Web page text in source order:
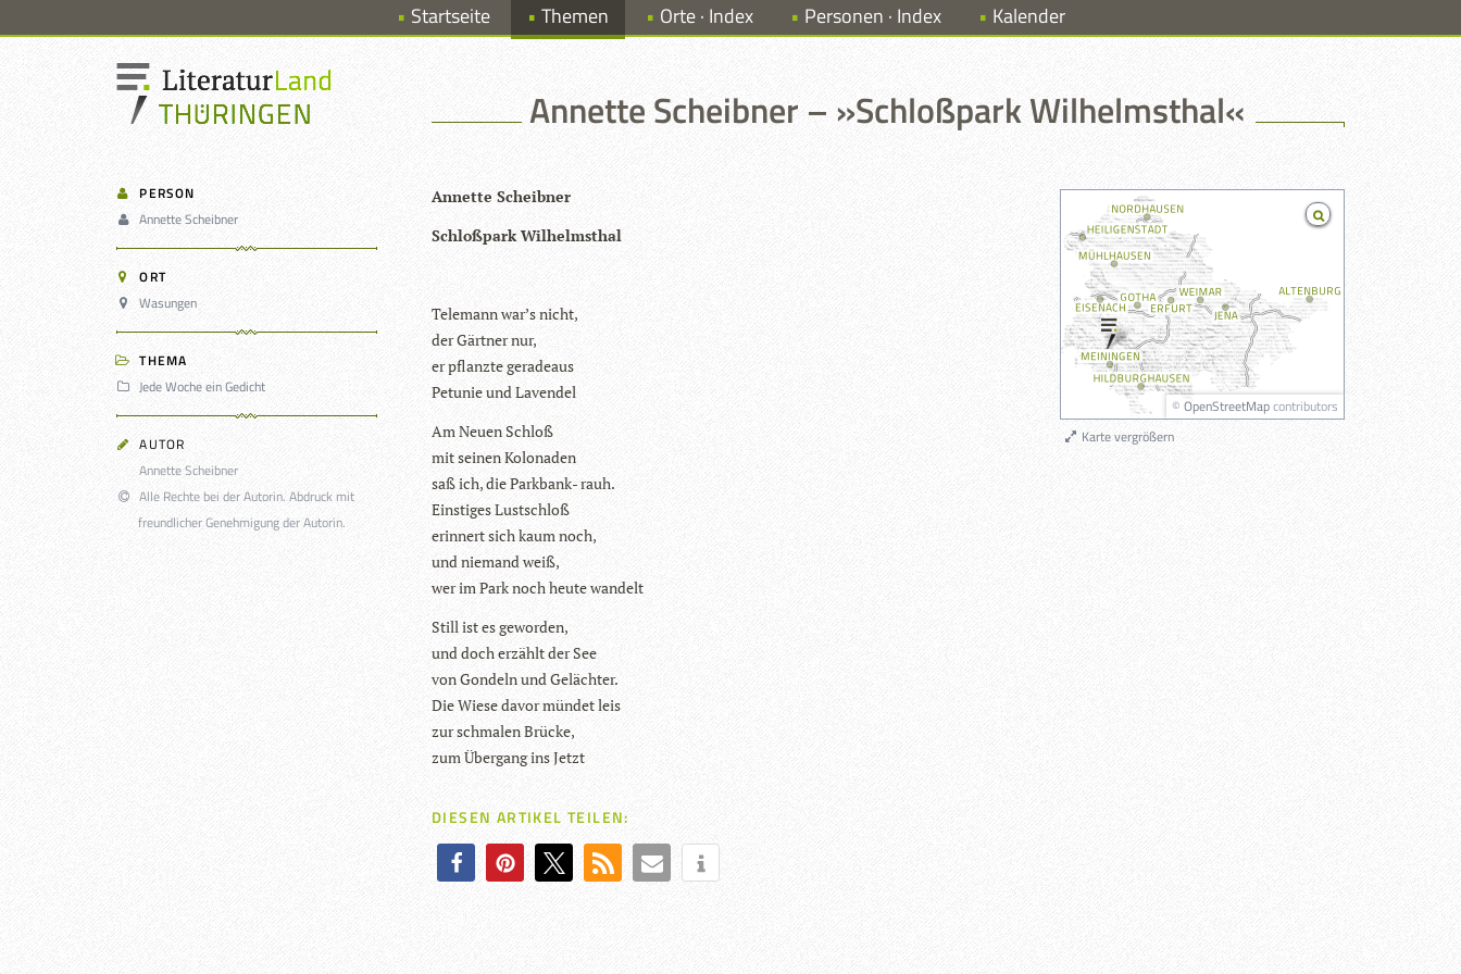
Startseite Themen Orte · Index Personen · Index Kalender
Annette Scheibner – »Schloßpark Wilhelmsthal«
PERSON
Annette Scheibner
ORT
Wasungen
THEMA
Jede Woche ein Gedicht
AUTOR
Annette Scheibner
Alle Rechte bei der Autorin. Abdruck mit
freundlicher Genehmigung der Autorin.
Annette Scheib­ner
Schloß­park Wilhelmsthal
Tele­mann war’s nicht,
der Gärt­ner nur,
er pflanzte geradeaus
Petu­nie und Lavendel
Am Neuen Schloß
mit sei­nen Kolonaden
saß ich, die Park­bank- rauh.
Eins­ti­ges Lustschloß
erin­nert sich kaum noch,
und nie­mand weiß,
wer im Park noch heute wandelt
Still ist es geworden,
und doch erzählt der See
von Gon­deln und Gelächter.
Die Wiese davor mün­det leis
zur schma­len Brücke,
zum Über­gang ins Jetzt
DIESEN ARTIKEL TEILEN:
© OpenStreetMapcontributors
Karte vergrößern